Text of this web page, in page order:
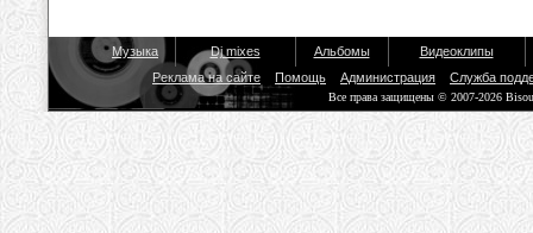
Музыка Dj mixes Альбомы
Видеоклипы
Реклама на сайте
Помощь Администрация Служба
Все права защищены © 2007-2026